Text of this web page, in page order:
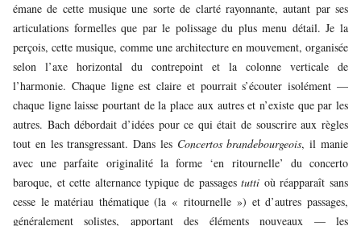
émane de cette musique une sorte de clarté rayonnante, autant par ses
articulations formelles que par le polissage du plus menu détail. Je la
perçois, cette musique, comme une architecture en mouvement, organisée
selon l’axe horizontal du contrepoint et la colonne verticale de
l’harmonie. Chaque ligne est claire et pourrait s’écouter isolément —
chaque ligne laisse pourtant de la place aux autres et n’existe que par les
autres. Bach débordait d’idées pour ce qui était de souscrire aux règles
tout en les transgressant. Dans les Concertos brandebourgeois, il manie
avec une parfaite originalité la forme ‘en ritournelle’ du concerto
baroque, et cette alternance typique de passagestutti où réapparaît sans
cesse le matériau thématique (la « ritournelle ») et d’autres passages,
généralement solistes, apportant des éléments nouveaux — les